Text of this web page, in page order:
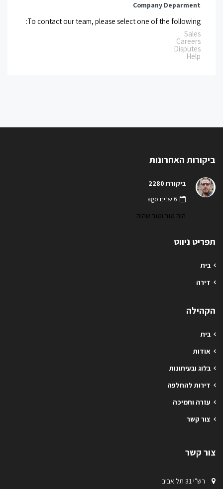
Company Deparment
To contact our team, please select one of the following:
Sales
Careers
Disputes
Help
ביקורות האחרונות
ביקורת 2280
6 שנים ago
היה טוב וטוב שהיה
תפריט ניווט
בית
דירה
הקהילה
בית
אודות
בלוג ובעיתונות
דירות להחלפה
עזרה ותמיכה
צור קשר
צור קשר
רש"י 31 תל אביב